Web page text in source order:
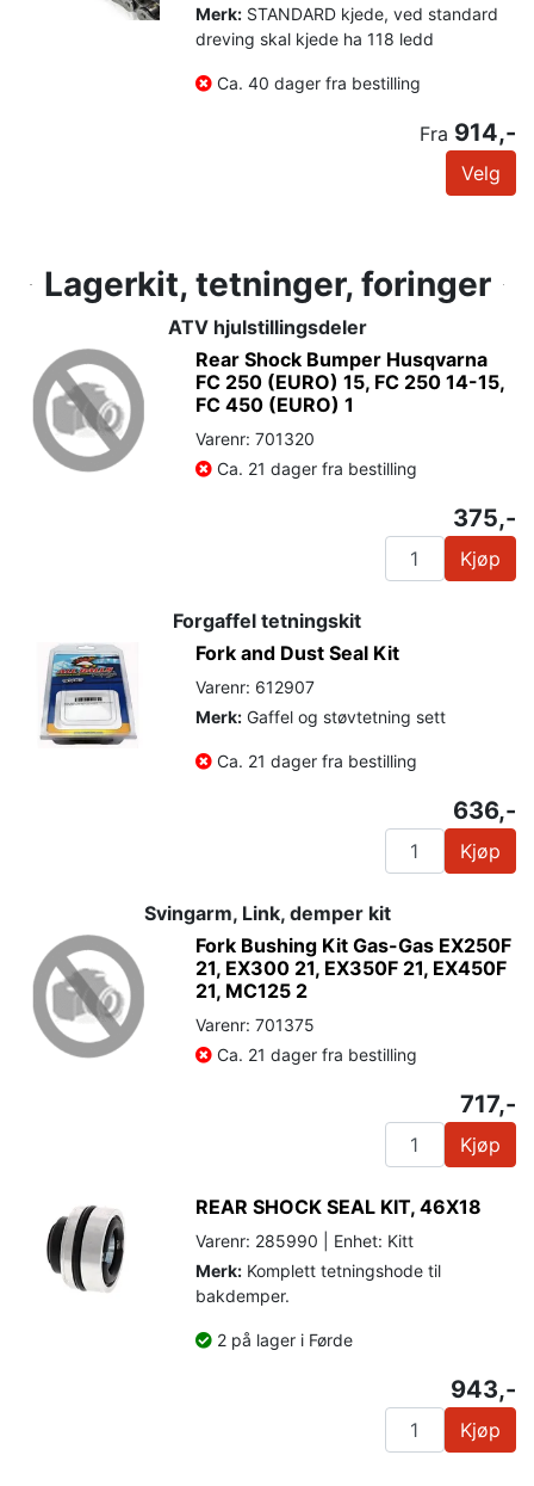
Merk: STANDARD kjede, ved standard
dreving skal kjede ha 118 ledd
Ca. 40 dager fra bestilling
Fra 914,-
Velg
Lagerkit, tetninger, foringer
ATV hjulstillingsdeler
Rear Shock Bumper Husqvarna
FC 250 (EURO) 15, FC 250 14-15,
FC 450 (EURO) 1
Varenr: 701320
Ca. 21 dager fra bestilling
375,-
Kjøp
Forgaffel tetningskit
Fork and Dust Seal Kit
Varenr: 612907
Merk: Gaffel og støvtetning sett
Ca. 21 dager fra bestilling
636,-
Kjøp
Svingarm, Link, demper kit
Fork Bushing Kit Gas-Gas EX250F
21, EX300 21, EX350F 21, EX450F
21, MC125 2
Varenr: 701375
Ca. 21 dager fra bestilling
717,-
Kjøp
REAR SHOCK SEAL KIT, 46X18
Varenr: 285990 | Enhet: Kitt
Merk: Komplett tetningshode til
bakdemper.
2 på lager i Førde
943,-
Kjøp